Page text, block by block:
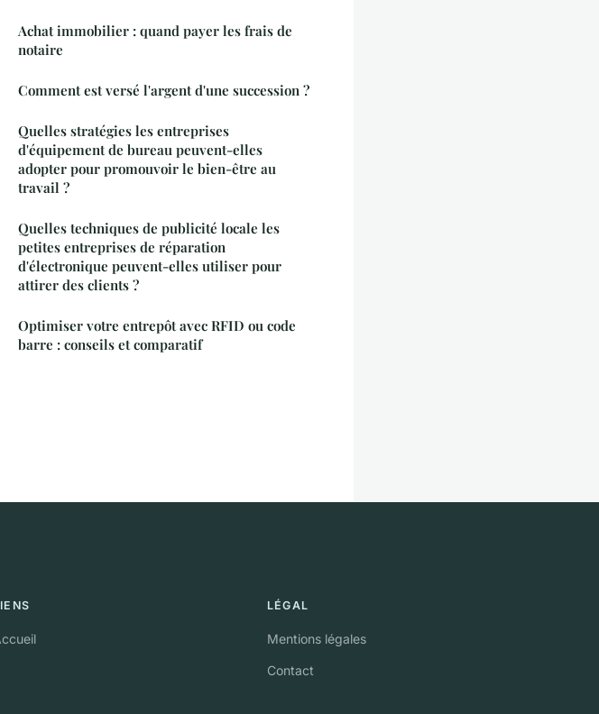
Achat immobilier : quand payer les frais de
notaire
Comment est versé l'argent d'une succession ?
Quelles stratégies les entreprises
d'équipement de bureau peuvent-elles
adopter pour promouvoir le bien-être au
travail ?
Quelles techniques de publicité locale les
petites entreprises de réparation
d'électronique peuvent-elles utiliser pour
attirer des clients ?
Optimiser votre entrepôt avec RFID ou code
barre : conseils et comparatif
LÉGAL
Mentions légales
Contact